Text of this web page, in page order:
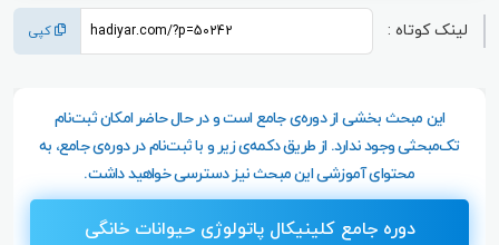
لینک کوتاه : کپی
این مبحث بخشی از دوره‌ی جامع است و در حال حاضر امکان ثبت‌نام
تک‌مبحثی وجود ندارد. از طریق دکمه‌ی زیر و با ثبت‌نام در دوره‌ی جامع، به
محتوای آموزشی این مبحث نیز دسترسی خواهید داشت.
دوره جامع کلینیکال پاتولوژی حیوانات خانگی